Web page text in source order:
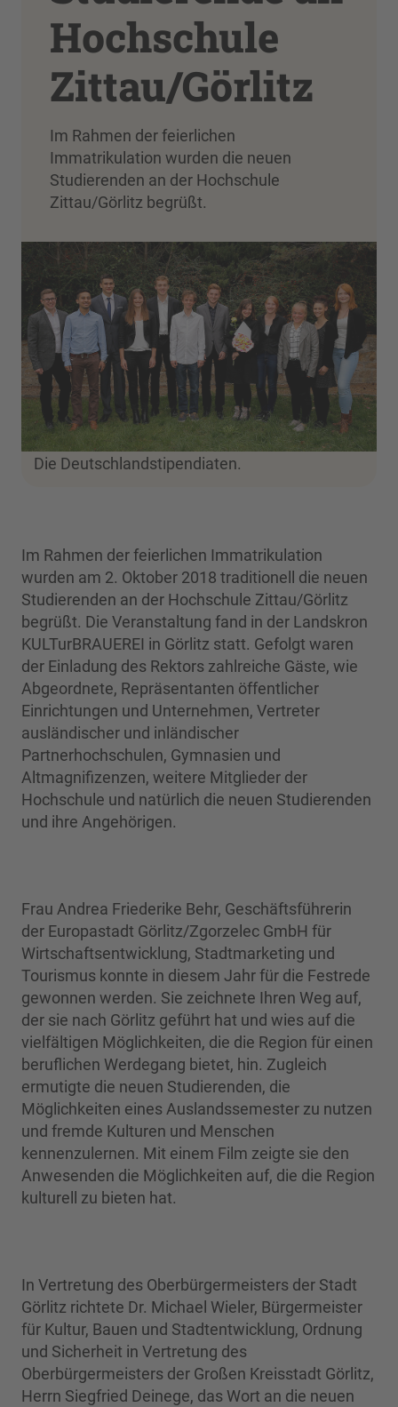
Hochschule
Zittau/Görlitz
Im Rahmen der feierlichen
Immatrikulation wurden die neuen
Studierenden an der Hochschule
Zittau/Görlitz begrüßt.
Die Deutschlandstipendiaten.
Im Rahmen der feierlichen Immatrikulation
wurden am 2. Oktober 2018 traditionell die neuen
Studierenden an der Hochschule Zittau/Görlitz
begrüßt. Die Veranstaltung fand in der Landskron
KULTurBRAUEREI in Görlitz statt. Gefolgt waren
der Einladung des Rektors zahlreiche Gäste, wie
Abgeordnete, Repräsentanten öffentlicher
Einrichtungen und Unternehmen, Vertreter
ausländischer und inländischer
Partnerhochschulen, Gymnasien und
Altmagnifizenzen, weitere Mitglieder der
Hochschule und natürlich die neuen Studierenden
und ihre Angehörigen.
Frau Andrea Friederike Behr, Geschäftsführerin
der Europastadt Görlitz/Zgorzelec GmbH für
Wirtschaftsentwicklung, Stadtmarketing und
Tourismus konnte in diesem Jahr für die Festrede
gewonnen werden. Sie zeichnete Ihren Weg auf,
der sie nach Görlitz geführt hat und wies auf die
vielfältigen Möglichkeiten, die die Region für einen
beruflichen Werdegang bietet, hin. Zugleich
ermutigte die neuen Studierenden, die
Möglichkeiten eines Auslandssemester zu nutzen
und fremde Kulturen und Menschen
kennenzulernen. Mit einem Film zeigte sie den
Anwesenden die Möglichkeiten auf, die die Region
kulturell zu bieten hat.
In Vertretung des Oberbürgermeisters der Stadt
Görlitz richtete Dr. Michael Wieler, Bürgermeister
für Kultur, Bauen und Stadtentwicklung, Ordnung
und Sicherheit in Vertretung des
Oberbürgermeisters der Großen Kreisstadt Görlitz,
Herrn Siegfried Deinege, das Wort an die neuen